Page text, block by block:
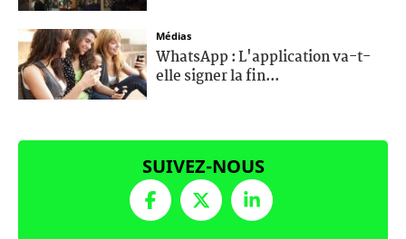
Médias
WhatsApp : L'application va-t-
elle signer la fin...
SUIVEZ-NOUS